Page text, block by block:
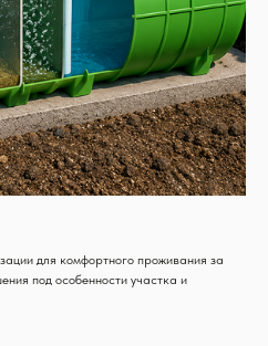
для комфортного проживания за
под особенности участка и